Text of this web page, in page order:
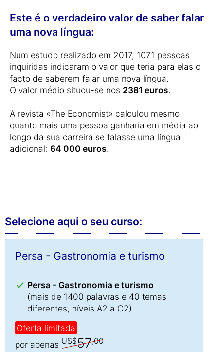
Este é o verdadeiro valor de saber falar
uma nova língua:
Num estudo realizado em 2017, 1071 pessoas
inquiridas indicaram o valor que teria para elas o
facto de saberem falar uma nova língua.
O valor médio situou-se nos 2381 euros.
A revista «The Economist» calculou mesmo
quanto mais uma pessoa ganharia em média ao
longo da sua carreira se falasse uma língua
adicional: 64 000 euros.
Selecione aqui o seu curso:
Persa - Gastronomia e turismo
Persa - Gastronomia e turismo
(mais de 1400 palavras e 40 temas
diferentes, níveis A2 a C2)
Oferta limitada
por apenas US$57,00